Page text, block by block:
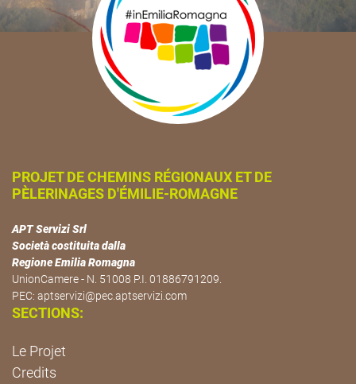
PROJET DE CHEMINS RÉGIONAUX ET DE
PÈLERINAGES D'ÉMILIE-ROMAGNE
APT Servizi Srl
Società costituita dalla
Regione Emilia Romagna
UnionCamere - N. 51008 P.I. 01886791209.
PEC: aptservizi@pec.aptservizi.com
SECTIONS:
Le Projet
Credits